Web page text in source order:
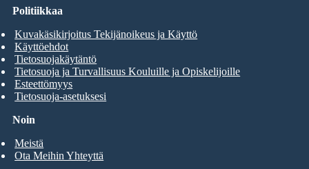
Noin
Meistä
Ota Meihin Yhteyttä
Politiikkaa
Kuvakäsikirjoitus Tekijänoikeus ja Käyttö
Käyttöehdot
Tietosuojakäytäntö
Tietosuoja ja Turvallisuus Kouluille ja Opiskelijoille
Esteettömyys
Tietosuoja-asetuksesi